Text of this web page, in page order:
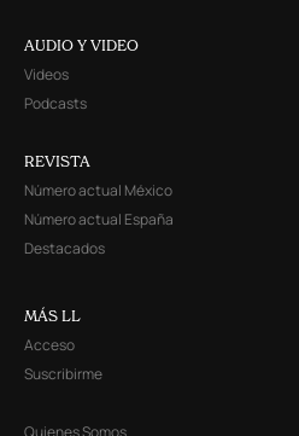
AUDIO Y VIDEO
Videos
Podcasts
REVISTA
Número actual México
Número actual España
Destacados
MÁS LL
Acceso
Suscribirme
Quienes Somos